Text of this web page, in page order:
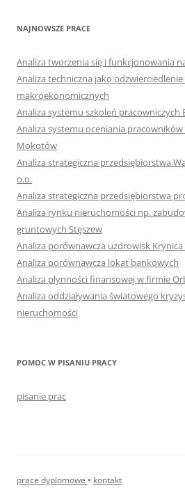
NAJNOWSZE PRACE
Analiza tworzenia się i funkcjonowania
Analiza techniczna jako odzwierciedlenie
makroekonomicznych
Analiza systemu szkoleń pracowniczych
Analiza systemu oceniania
Mokotów
Analiza strategiczna przedsiębiorstwa
o.o.
Analiza strategiczna przedsiębiorstwa
Analiza rynku nieruchomości np.
gruntowych Stęszew
Analiza porównawcza uzdrowisk Krynica
Analiza porównawcza lokat bankowych
Analiza płynności finansowej w firmie
Analiza oddziaływania światowego
nieruchomości
POMOC W PISANIU PRACY
pisanie prac
prace dyplomowe • kontakt